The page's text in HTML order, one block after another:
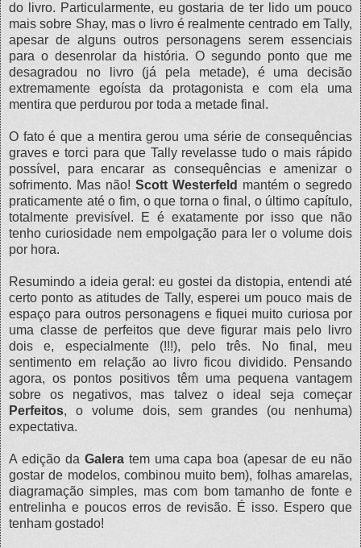
do livro. Particularmente, eu gostaria de ter lido um pouco
mais sobre Shay, mas o livro é realmente centrado em Tally,
apesar de alguns outros personagens serem essenciais
para o desenrolar da história. O segundo ponto que me
desagradou no livro (já pela metade), é uma decisão
extremamente egoísta da protagonista e com ela uma
mentira que perdurou por toda a metade final.
O fato é que a mentira gerou uma série de consequências
graves e torci para que Tally revelasse tudo o mais rápido
possível, para encarar as consequências e amenizar o
sofrimento. Mas não! Scott Westerfeld mantém o segredo
praticamente até o fim, o que torna o final, o último capítulo,
totalmente previsível. E é exatamente por isso que não
tenho curiosidade nem empolgação para ler o volume dois
por hora.
Resumindo a ideia geral: eu gostei da distopia, entendi até
certo ponto as atitudes de Tally, esperei um pouco mais de
espaço para outros personagens e fiquei muito curiosa por
uma classe de perfeitos que deve figurar mais pelo livro
dois e, especialmente (!!!), pelo três. No final, meu
sentimento em relação ao livro ficou dividido. Pensando
agora, os pontos positivos têm uma pequena vantagem
sobre os negativos, mas talvez o ideal seja começar
Perfeitos, o volume dois, sem grandes (ou nenhuma)
expectativa.
A edição da Galeratem uma capa boa (apesar de eu não
gostar de modelos, combinou muito bem), folhas amarelas,
diagramação simples, mas com bom tamanho de fonte e
entrelinha e poucos erros de revisão. É isso. Espero que
tenham gostado!